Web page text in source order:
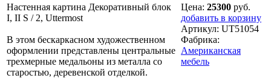
Настенная картина Декоративный блок
I, II S / 2, Uttermost
В этом бескаркасном художественном
оформлении представлены центральные
трехмерные медальоны из металла со
старостью, деревенской отделкой.
Цена: 25300 руб.
добавить в корзину
Артикул: UT51054
Фабрика:
Американская
мебель